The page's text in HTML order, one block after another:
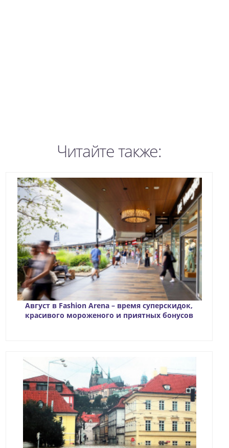
Читайте также:
Август в Fashion Arena – время суперскидок,
красивого мороженого и приятных бонусов